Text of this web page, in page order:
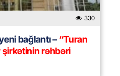
330
bağlantı –“Turan
şirkətinin rəhbəri